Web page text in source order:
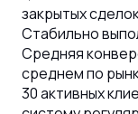
закрытых
Стабильно
Средняя
среднем по
30 активных